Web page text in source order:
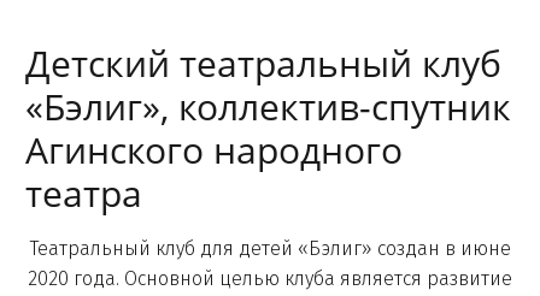
Детский театральный клуб
«Бэлиг», коллектив-спутник
Агинского народного
театра
Театральный клуб для детей «Бэлиг» создан в июне
2020 года. Основной целью клуба является развитие